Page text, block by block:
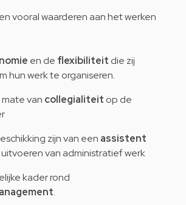
vooral waarderen aan het werken
en de flexibiliteit die zij
hun werk te organiseren.
van collegialiteit op de
zijn van een assistent
van administratief werk
kader rond
.